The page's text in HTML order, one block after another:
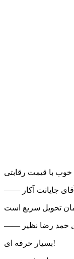
—— آقای جایانت آکار
حمد رضا نظیر
بسیار حرفه ای!